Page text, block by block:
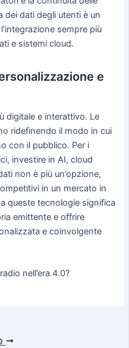
dei dati degli utenti è un
sempre più
e sistemi cloud.
e
digitale e interattivo. Le
ridefinendo il modo in cui
con il pubblico. Per i
investire in AI, cloud
non è più un’opzione,
in un mercato in
queste tecnologie significa
emittente e offrire
e coinvolgente
nell’era 4.0?